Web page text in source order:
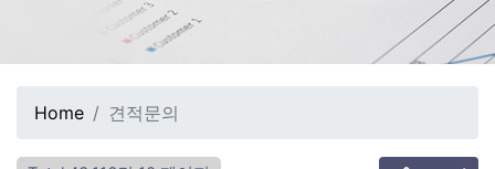
Home 견적문의